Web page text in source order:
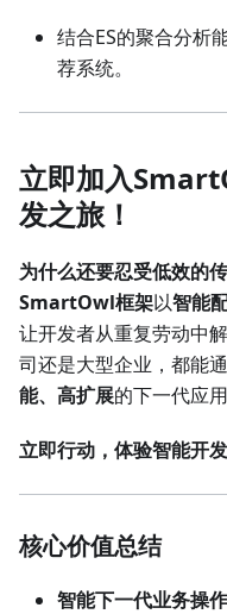
结合ES的聚合分析
荐系统。
立即加入
发之旅！
为什么还要忍受低效的
SmartOwl框架以智能
让开发者从重复劳动中
司还是大型企业，都能
能、高扩展的下一代应用
立即行动，体验智能开
核心价值总结
智能下一代业务操